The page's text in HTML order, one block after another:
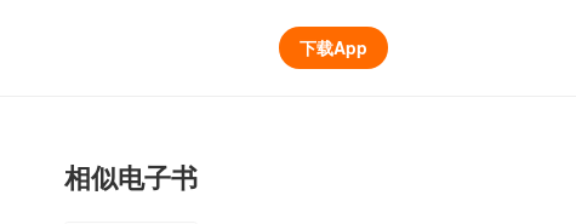
下载App
相似电子书